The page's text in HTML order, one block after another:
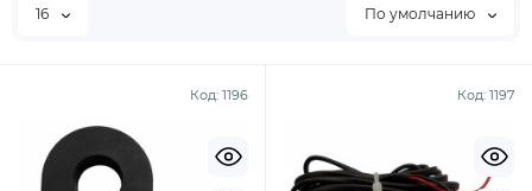
16 По умолчанию
Код: 1196 Код: 1197